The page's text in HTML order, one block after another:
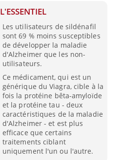
L'ESSENTIEL
Les utilisateurs de sildénafil
sont 69 % moins susceptibles
de développer la maladie
d'Alzheimer que les non-
utilisateurs.
Ce médicament, qui est un
générique du Viagra, cible à la
fois la protéine bêta-amyloïde
et la protéine tau - deux
caractéristiques de la maladie
d'Alzheimer - et est plus
efficace que certains
traitements ciblant
uniquement l'un ou l'autre.